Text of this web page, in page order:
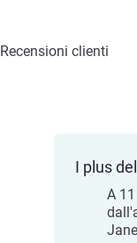
Recensioni clienti
I plus
A